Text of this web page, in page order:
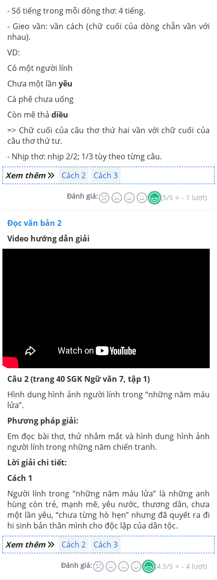
- Số tiếng trong mỗi dòng thơ: 4 tiếng.
- Gieo vần: vần cách (chữ cuối của dòng chẵn vần với
nhau).
VD:
Có một người lính
Chưa một lần yêu
Cà phê chưa uống
Còn mê thả diều
=> Chữ cuối của câu thơ thứ hai vần với chữ cuối của
câu thơ thứ tư.
- Nhịp thơ: nhịp 2/2; 1/3 tùy theo từng câu.
Xem thêm
Cách 2 Cách 3
Đánh giá: (5/5 ⭐ - 1 lượt)
Đọc văn bản 2
Video hướng dẫn giải
Câu 2 (trang 40 SGK Ngữ văn 7, tập 1)
Hình dung hình ảnh người lính trong “những năm máu
lửa”.
Phương pháp giải:
Em đọc bài thơ, thử nhắm mắt và hình dung hình ảnh
người lính trong những năm chiến tranh.
Lời giải chi tiết:
Cách 1
Người lính trong “những năm máu lửa” là những anh
hùng còn trẻ, mạnh mẽ, yêu nước, thương dân, chưa
một lần yêu, “chưa từng hò hẹn” nhưng đã quyết ra đi
hi sinh bản thân mình cho độc lập của dân tộc.
Xem thêm
Cách 2 Cách 3
Đánh giá: (4.5/5 ⭐ - 4 lượt)